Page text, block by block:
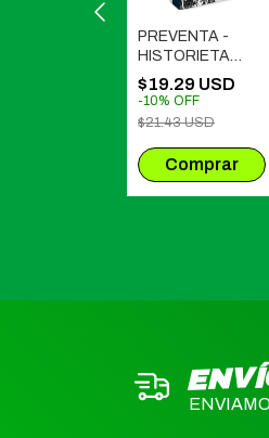
PREVENTA -
HISTORIETA
ARGENTINA - UNA
HISTORIA
2001-2022
$19.29 USD
-10% OFF
$21.43 USD